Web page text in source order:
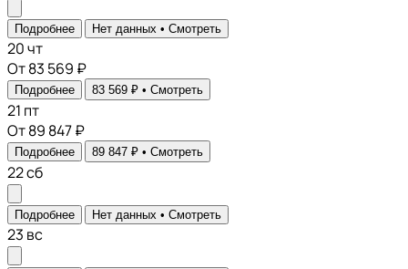
Подробнее Нет данных • Смотреть
20чт
От 83 569 ₽
Подробнее 83 569 ₽ • Смотреть
21 пт
От 89 847 ₽
Подробнее 89 847 ₽ • Смотреть
22сб
Подробнее Нет данных • Смотреть
23 вс